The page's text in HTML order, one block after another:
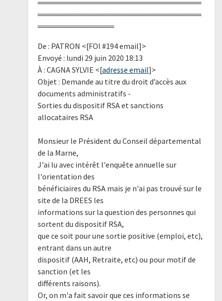
══════════════════════════════
══════════════════════════════
══════════════
De : PATRON <[FOI #194 email]>
Envoyé : lundi 29 juin 2020 18:13
À : CAGNA SYLVIE <[adresse email]>
Objet : Demande au titre du droit d’accès aux
documents administratifs -
Sorties du dispositif RSA et sanctions
allocataires RSA
Monsieur le Président du Conseil départemental
de la Marne,
J'ai lu avec intérêt l'enquête annuelle sur
l'orientation des
bénéficiaires du RSA mais je n'ai pas trouvé sur le
site de la DREES les
informations sur la question des personnes qui
sortent du dispositif RSA,
que ce soit pour une sortie positive (emploi, etc),
entrant dans un autre
dispositif (AAH, Retraite, etc) ou pour motif de
sanction (et les
différents raisons).
Or, on m'a fait savoir que ces informations se